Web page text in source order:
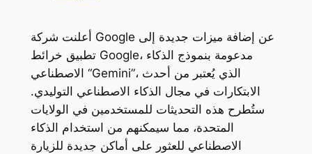
أعلنت شركة Google عن إضافة ميزات جديدة إلى
تطبيق خرائط Google، مدعومة بنموذج الذكاء
الاصطناعي “Gemini”، الذي يُعتبر من أحدث
الابتكارات في مجال الذكاء الاصطناعي التوليدي.
ستُطرح هذه التحديثات للمستخدمين في الولايات
المتحدة، مما سيمكنهم من استخدام الذكاء
الاصطناعي للعثور على أماكن جديدة للزيارة